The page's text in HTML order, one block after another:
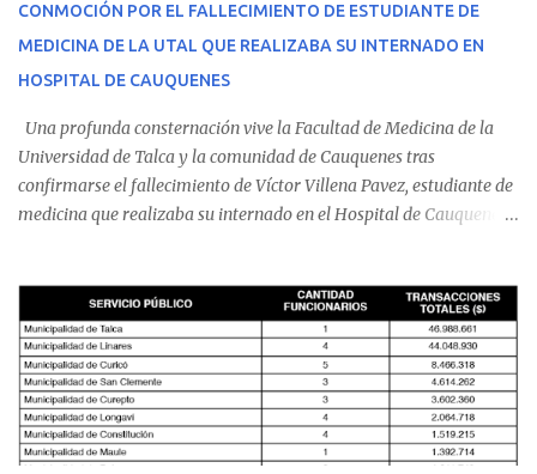
CONMOCIÓN POR EL FALLECIMIENTO DE ESTUDIANTE DE
MEDICINA DE LA UTAL QUE REALIZABA SU INTERNADO EN
HOSPITAL DE CAUQUENES
Una profunda consternación vive la Facultad de Medicina de la
Universidad de Talca y la comunidad de Cauquenes tras
confirmarse el fallecimiento de Víctor Villena Pavez, estudiante de
medicina que realizaba su internado en el Hospital de Cauquenes.
malestares físicos. Dada la complejidad de su estado de salud, el
equipo médico determinó su traslado de urgencia al Hospital
Regional de Talca y dado la urgencia la ambulancia partió hacia
Talca con escolta de Carabineros. En medio del traslado, el
estudiante de medicina de 25 años, se agravó y pese a los esfuerzos
del personal de emergencia terminó falleciendo, sin alcanzar a